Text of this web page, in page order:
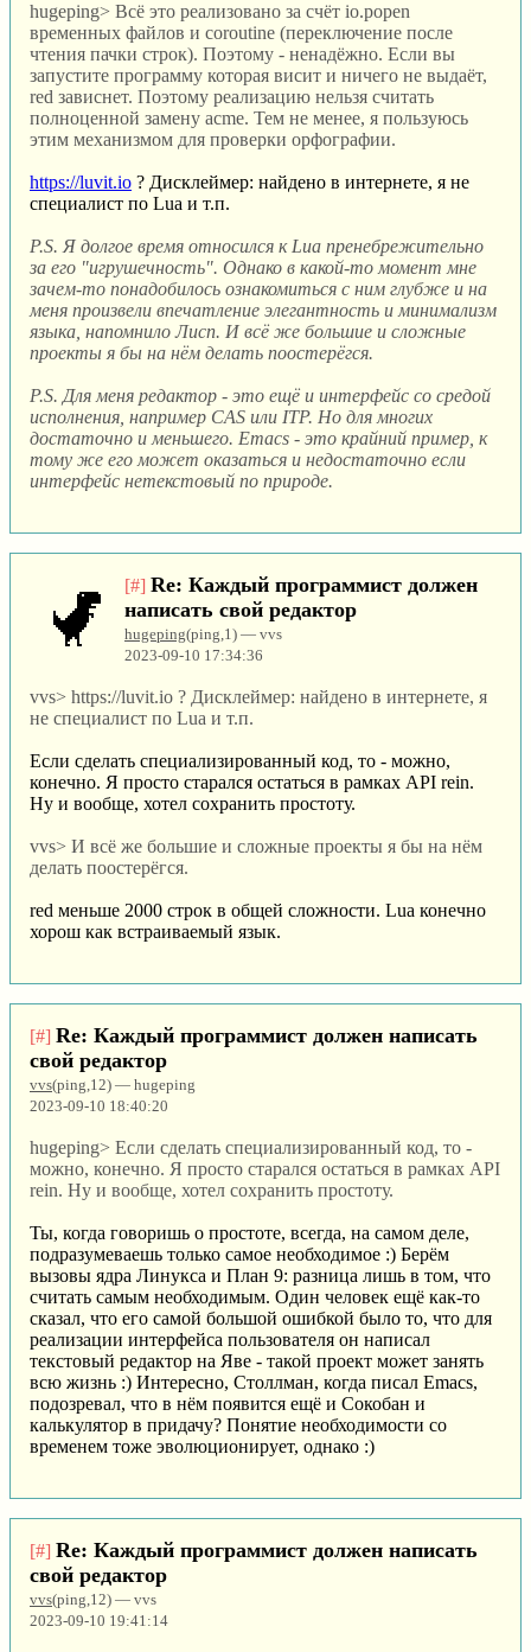
hugeping> Всё это реализовано за счёт io.popen
временных файлов и coroutine (переключение после
чтения пачки строк). Поэтому - ненадёжно. Если вы
запустите программу которая висит и ничего не выдаёт,
red зависнет. Поэтому реализацию нельзя считать
полноценной замену acme. Тем не менее, я пользуюсь
этим механизмом для проверки орфографии.
https://luvit.io ? Дисклеймер: найдено в интернете, я не
специалист по Lua и т.п.
P.S. Я долгое время относился к Lua пренебрежительно
за его "игрушечность". Однако в какой-то момент мне
зачем-то понадобилось ознакомиться с ним глубже и на
меня произвели впечатление элегантность и минимализм
языка, напомнило Лисп. И всё же большие и сложные
проекты я бы на нём делать поостерёгся.
P.S. Для меня редактор - это ещё и интерфейс со средой
исполнения, например CAS или ITP. Но для многих
достаточно и меньшего. Emacs - это крайний пример, к
тому же его может оказаться и недостаточно если
интерфейс нетекстовый по природе.
[#] Re: Каждый программист должен
написать свой редактор
hugeping(ping,1) — vvs
2023-09-10 17:34:36
vvs> https://luvit.io ? Дисклеймер: найдено в интернете, я
не специалист по Lua и т.п.
Если сделать специализированный код, то - можно,
конечно. Я просто старался остаться в рамках API rein.
Ну и вообще, хотел сохранить простоту.
vvs> И всё же большие и сложные проекты я бы на нём
делать поостерёгся.
red меньше 2000 строк в общей сложности. Lua конечно
хорош как встраиваемый язык.
[#] Re: Каждый программист должен написать
свой редактор
vvs(ping,12) — hugeping
2023-09-10 18:40:20
hugeping> Если сделать специализированный код, то -
можно, конечно. Я просто старался остаться в рамках API
rein. Ну и вообще, хотел сохранить простоту.
Ты, когда говоришь о простоте, всегда, на самом деле,
подразумеваешь только самое необходимое :) Берём
вызовы ядра Линукса и План 9: разница лишь в том, что
считать самым необходимым. Один человек ещё как-то
сказал, что его самой большой ошибкой было то, что для
реализации интерфейса пользователя он написал
текстовый редактор на Яве - такой проект может занять
всю жизнь :) Интересно, Столлман, когда писал Emacs,
подозревал, что в нём появится ещё и Сокобан и
калькулятор в придачу? Понятие необходимости со
временем тоже эволюционирует, однако :)
[#] Re: Каждый программист должен написать
свой редактор
vvs(ping,12) — vvs
2023-09-10 19:41:14